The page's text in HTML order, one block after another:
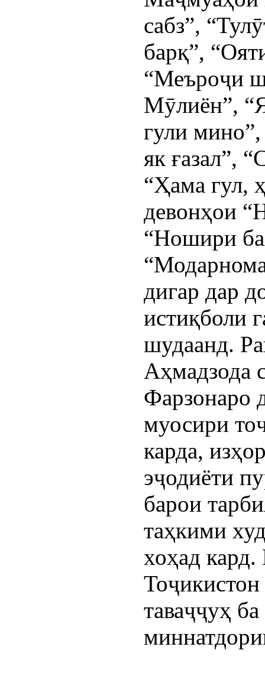
сабз”,
барқ”,
“Меъроҷи
Мӯлиён”,
гули мино”,
як ғазал”,
“Ҳама гул,
девонҳои
“Ношири
дигар дар
истиқболи
шудаанд.
Аҳмадзода
Фарзонаро
муосири
карда,
эҷодиёти
барои
таҳкими
хоҳад
таваҷҷуҳ